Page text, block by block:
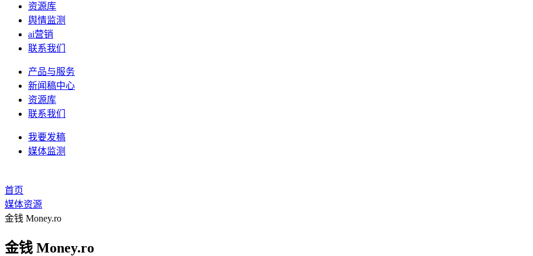
资源库
舆情监测
ai营销
联系我们
产品与服务
新闻稿中心
资源库
联系我们
我要发稿
媒体监测
首页
媒体资源
金钱 Money.ro
金钱 Money.ro